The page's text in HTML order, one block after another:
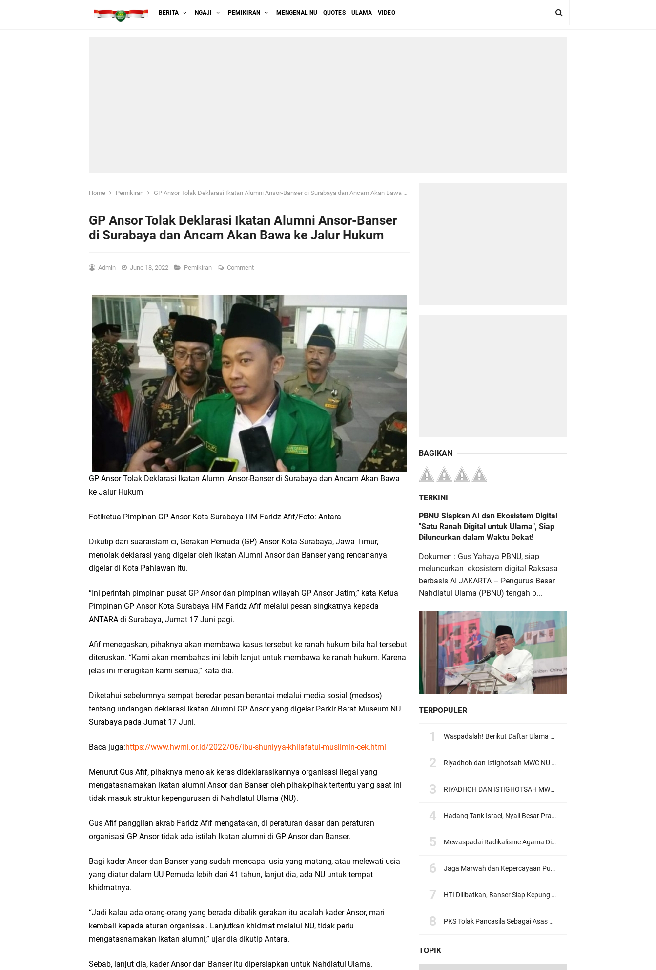
BERITA NGAJI PEMIKIRAN MENGENAL NU QUOTES ULAMA VIDEO
Home Pemikiran GP Ansor Tolak Deklarasi Ikatan Alumni Ansor-Banser di Surabaya dan Ancam Akan Bawa ke Jalur Hukum
GP Ansor Tolak Deklarasi Ikatan Alumni Ansor-Banser
di Surabaya dan Ancam Akan Bawa ke Jalur Hukum
Admin June 18, 2022 Pemikiran Comment
GP Ansor Tolak Deklarasi Ikatan Alumni Ansor-Banser di Surabaya dan Ancam Akan Bawa
ke Jalur Hukum
Fotiketua Pimpinan GP Ansor Kota Surabaya HM Faridz Afif/Foto: Antara
Dikutip dari suaraislam ci, Gerakan Pemuda (GP) Ansor Kota Surabaya, Jawa Timur,
menolak deklarasi yang digelar oleh Ikatan Alumni Ansor dan Banser yang rencananya
digelar di Kota Pahlawan itu.
“Ini perintah pimpinan pusat GP Ansor dan pimpinan wilayah GP Ansor Jatim,” kata Ketua
Pimpinan GP Ansor Kota Surabaya HM Faridz Afif melalui pesan singkatnya kepada
ANTARA di Surabaya, Jumat 17 Juni pagi.
Afif menegaskan, pihaknya akan membawa kasus tersebut ke ranah hukum bila hal tersebut
diteruskan. “Kami akan membahas ini lebih lanjut untuk membawa ke ranah hukum. Karena
jelas ini merugikan kami semua,” kata dia.
Diketahui sebelumnya sempat beredar pesan berantai melalui media sosial (medsos)
tentang undangan deklarasi Ikatan Alumni GP Ansor yang digelar Parkir Barat Museum NU
Surabaya pada Jumat 17 Juni.
Baca juga:https://www.hwmi.or.id/2022/06/ibu-shuniyya-khilafatul-muslimin-cek.html
Menurut Gus Afif, pihaknya menolak keras dideklarasikannya organisasi ilegal yang
mengatasnamakan ikatan alumni Ansor dan Banser oleh pihak-pihak tertentu yang saat ini
tidak masuk struktur kepengurusan di Nahdlatul Ulama (NU).
Gus Afif panggilan akrab Faridz Afif mengatakan, di peraturan dasar dan peraturan
organisasi GP Ansor tidak ada istilah Ikatan alumni di GP Ansor dan Banser.
Bagi kader Ansor dan Banser yang sudah mencapai usia yang matang, atau melewati usia
yang diatur dalam UU Pemuda lebih dari 41 tahun, lanjut dia, ada NU untuk tempat
khidmatnya.
“Jadi kalau ada orang-orang yang berada dibalik gerakan itu adalah kader Ansor, mari
kembali kepada aturan organisasi. Lanjutkan khidmat melalui NU, tidak perlu
mengatasnamakan ikatan alumni,” ujar dia dikutip Antara.
Sebab, lanjut dia, kader Ansor dan Banser itu dipersiapkan untuk Nahdlatul Ulama.
BAGIKAN
TERKINI
PBNU Siapkan AI dan Ekosistem Digital
"Satu Ranah Digital untuk Ulama", Siap
Diluncurkan dalam Waktu Dekat!
Dokumen : Gus Yahaya PBNU, siap
meluncurkan ekosistem digital Raksasa
berbasis AI JAKARTA – Pengurus Besar
Nahdlatul Ulama (PBNU) tengah b...
TERPOPULER
Waspadalah! Berikut Daftar Ulama Wahabi di Seluruh Dunia dan Karya-karyanya
Riyadhoh dan Istighotsah MWC NU Lowokwaru: Menguatkan Doa, Menjalin Ukhuwah Menyambut Muktamar NU ke-35
RIYADHOH DAN ISTIGHOTSAH MWC NU LOWOKWARU Menyambut Muktamar NU ke-35, Meneguhkan Sanad Laku Para Muassis
Hadang Tank Israel, Nyali Besar Prajurit TNI Jadi Sorotan Dunia
Mewaspadai Radikalisme Agama Di Tubuh Polri
Jaga Marwah dan Kepercayaan Publik, Ratusan Guru Ngaji Kota Malang Serukan Deklarasi Ramah Anak
HTI Dilibatkan, Banser Siap Kepung Gedung Sate, Jawa Barat
PKS Tolak Pancasila Sebagai Asas Utama Ormas, Ini Komentar PBNU
TOPIK